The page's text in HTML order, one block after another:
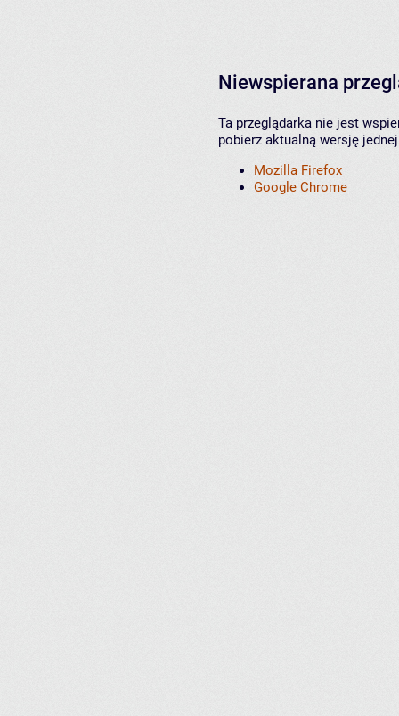
Niewspierana
Ta przeglądarka nie jest
pobierz aktualną wersję
Mozilla Firefox
Google Chrome